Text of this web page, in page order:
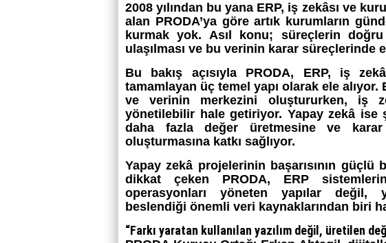
2008 yılından bu yana ERP, iş zekâsı ve
alan PRODA’ya göre artık kurumların
kurmak yok. Asıl konu; süreçlerin
ulaşılması ve bu verinin karar süreçlerinde
Bu bakış açısıyla PRODA, ERP, iş
tamamlayan üç temel yapı olarak ele
ve verinin merkezini oluştururken, iş
yönetilebilir hale getiriyor. Yapay zekâ ise
daha fazla değer üretmesine ve
oluşturmasına katkı sağlıyor.
Yapay zekâ projelerinin başarısının güçlü
dikkat çeken PRODA, ERP
operasyonları yöneten yapılar değil,
beslendiği önemli veri kaynaklarından biri
“Farkı yaratan kullanılan yazılım değil, üretilen